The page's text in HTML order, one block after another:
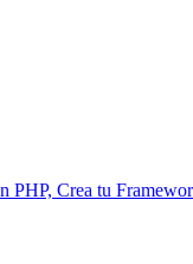
PHP, Crea tu